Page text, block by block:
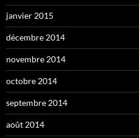
janvier 2015
décembre 2014
novembre 2014
octobre 2014
septembre 2014
août 2014